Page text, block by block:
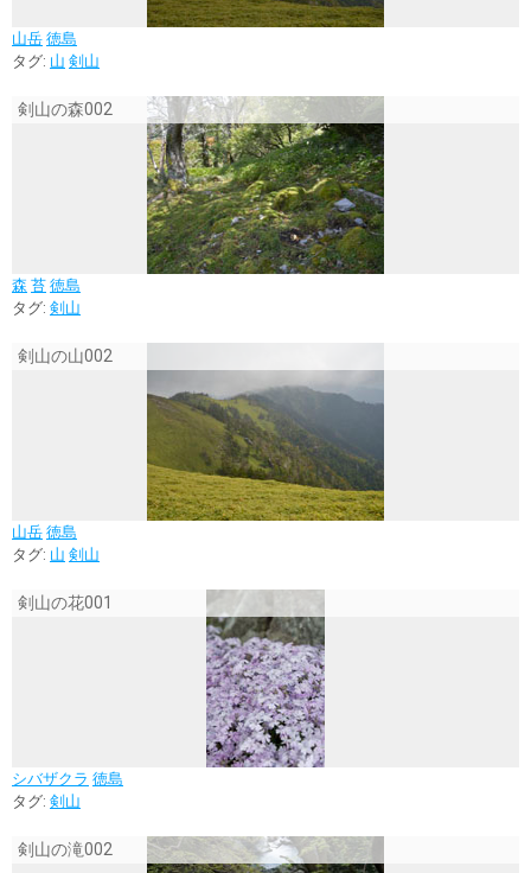
山岳 徳島
タグ: 山 剣山
剣山の森002
森 苔 徳島
タグ: 剣山
剣山の山002
山岳 徳島
タグ: 山 剣山
剣山の花001
シバザクラ 徳島
タグ: 剣山
剣山の滝002